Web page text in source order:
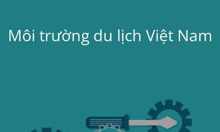
Môi trường du lịch Việt Nam